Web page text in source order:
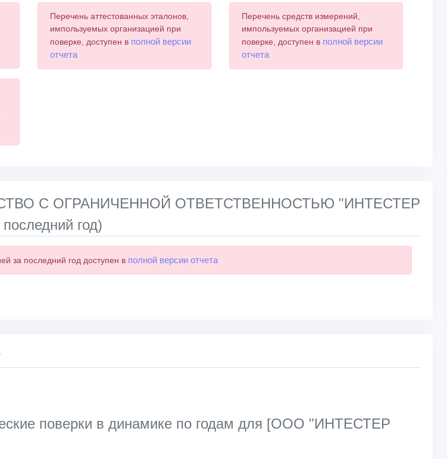
Перечень аттестованных эталонов,
импользуемых организацией при
поверке, доступен в полной версии
отчета
Перечень средств измерений,
импользуемых организацией при
поверке, доступен в полной версии
отчета
С ОГРАНИЧЕННОЙ ОТВЕТСТВЕННОСТЬЮ "ИНТЕСТЕР
год)
за последний год доступен в полной версии отчета
поверки в динамике по годам для [ООО "ИНТЕСТЕР